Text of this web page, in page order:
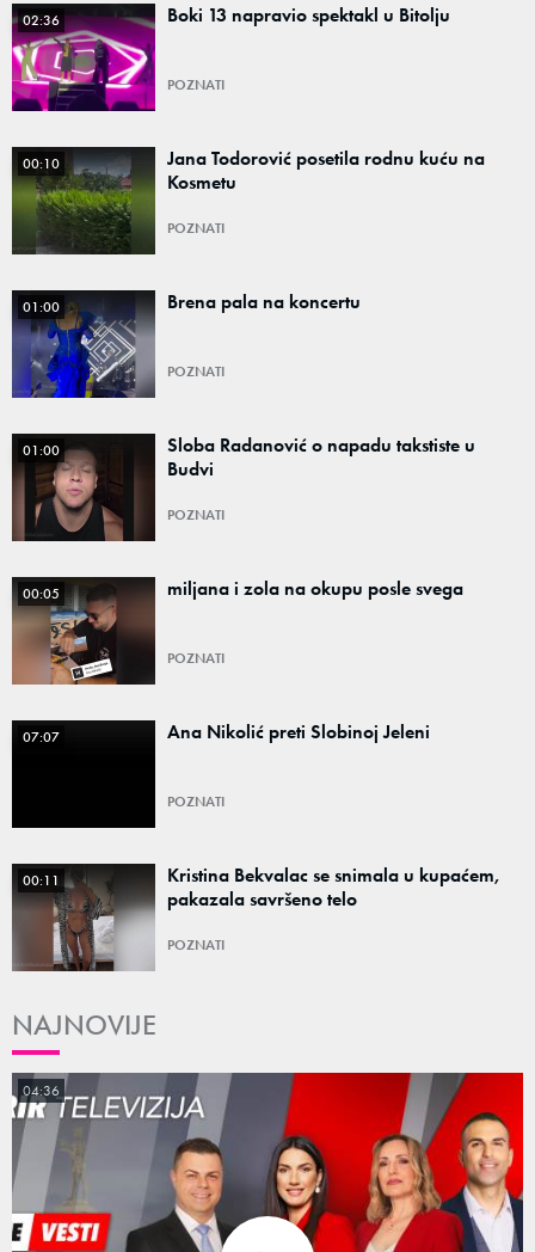
02:36 Boki 13 napravio spektakl u Bitolju
POZNATI
00:10
Jana Todorović posetila rodnu kuću na
Kosmetu
POZNATI
01:00 Brena pala na koncertu
POZNATI
01:00
Sloba Radanović o napadu takstiste u
Budvi
POZNATI
00:05 miljana i zola na okupu posle svega
POZNATI
07:07 Ana Nikolić preti Slobinoj Jeleni
POZNATI
00:11
Kristina Bekvalac se snimala u kupaćem,
pakazala savršeno telo
POZNATI
NAJNOVIJE
04:36